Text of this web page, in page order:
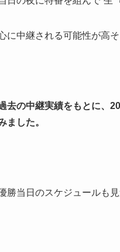
に中継される可能性が高そ
去の中継実績をもとに、
ました。
勝当日のスケジュールも